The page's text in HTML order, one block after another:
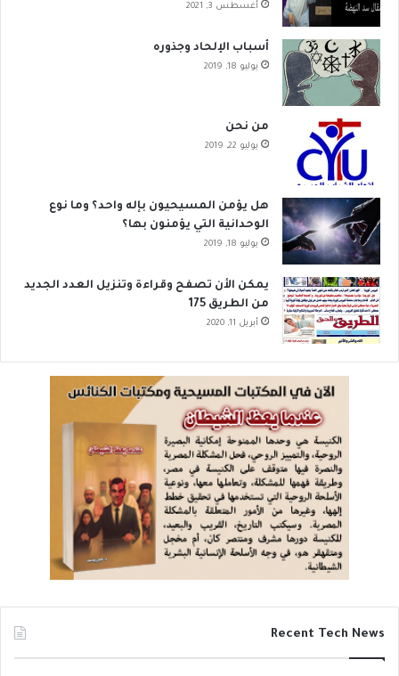
أغسطس 3, 2021
أسباب الإلحاد وجذوره
يوليو 18, 2019
من نحن
يوليو 22, 2019
هل يؤمن المسيحيون بإله واحد؟ وما نوع
الوحدانية التي يؤمنون بها؟
يوليو 18, 2019
يمكن الأن تصفح وقراءة وتنزيل العدد الجديد
من الطريق 175
أبريل 11, 2020
Recent Tech News